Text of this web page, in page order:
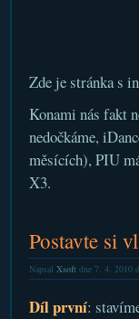
Zde je stránka s
Konami nás fakt
nedočkáme,
měsících), PIU
X3.
Postavte si
Napsal Xsoftdne 7. 4. 2010
Díl první: